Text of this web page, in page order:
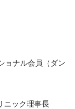
ョナル会員（ダン
ニック理事長